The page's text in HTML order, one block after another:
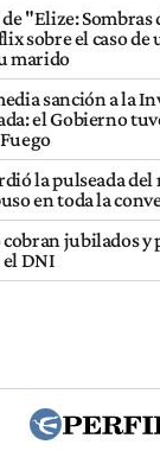
"Elize:
sobre el caso de
marido
sanción a la
el Gobierno
la pulseada del
en toda la
cobran jubilados
el DNI